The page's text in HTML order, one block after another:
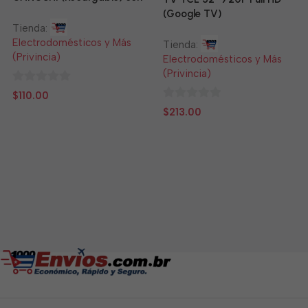
Tienda:
Electrodomésticos y Más
(Privincia)
0
$110.00
(Google TV)
Tienda:
Electrodomésticos y Más
(Privincia)
0
$213.00